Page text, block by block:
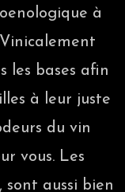
à
les bases afin
à leur juste
du vin
vous. Les
aussi bien